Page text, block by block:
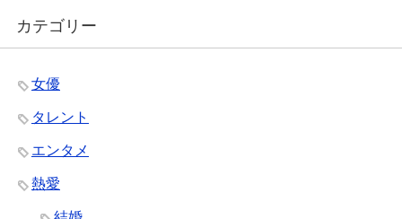
カテゴリー
女優
タレント
エンタメ
熱愛